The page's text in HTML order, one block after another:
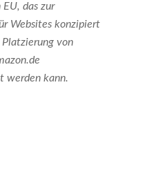
das zur
Websites konzipiert
von
werden kann.